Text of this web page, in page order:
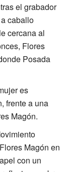
el grabador
caballo
cercana al
Flores
Posada
es
frente a una
Magón.
Magón en
con un